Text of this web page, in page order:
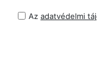
Az adatvédelmi